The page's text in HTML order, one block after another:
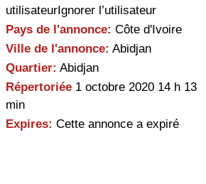
utilisateurIgnorer l’utilisateur
Pays de l'annonce: Côte d'Ivoire
Ville de l'annonce: Abidjan
Quartier: Abidjan
Répertoriée 1 octobre 2020 14 h 13
min
Expires: Cette annonce a expiré